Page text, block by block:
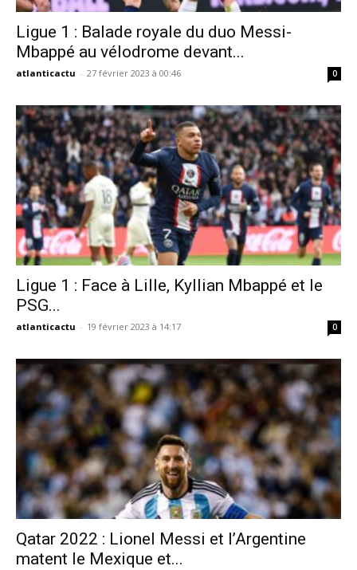
Ligue 1 : Balade royale du duo Messi-
Mbappé au vélodrome devant...
atlanticactu - 27 février 2023 à 00:46 0
Ligue 1 : Face à Lille, Kyllian Mbappé et le
PSG...
atlanticactu - 19 février 2023 à 14:17 0
Qatar 2022 : Lionel Messi et l’Argentine
matent le Mexique et...